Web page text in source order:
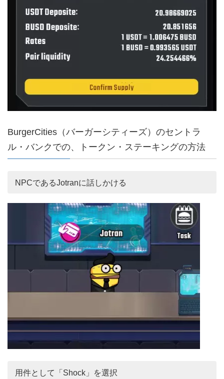
BurgerCities（バーガーシティーズ）のセントラ
ル・バンクでの、トークン・ステーキングの方法
NPCであるJotranに話しかける
用件として「Shock」を選択